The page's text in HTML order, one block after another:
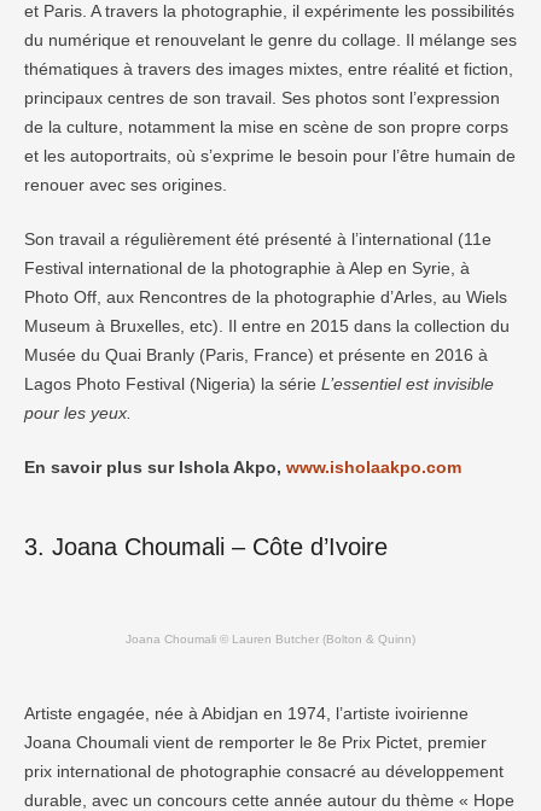
et Paris. A travers la photographie, il expérimente les possibilités
du numérique et renouvelant le genre du collage. Il mélange ses
thématiques à travers des images mixtes, entre réalité et fiction,
principaux centres de son travail. Ses photos sont l’expression
de la culture, notamment la mise en scène de son propre corps
et les autoportraits, où s’exprime le besoin pour l’être humain de
renouer avec ses origines.
Son travail a régulièrement été présenté à l’international (11e
Festival international de la photographie à Alep en Syrie, à
Photo Off, aux Rencontres de la photographie d’Arles, au Wiels
Museum à Bruxelles, etc). Il entre en 2015 dans la collection du
Musée du Quai Branly (Paris, France) et présente en 2016 à
Lagos Photo Festival (Nigeria) la série L’essentiel est invisible
pour les yeux.
En savoir plus sur Ishola Akpo, www.isholaakpo.com
3. Joana Choumali – Côte d’Ivoire
Joana Choumali © Lauren Butcher (Bolton & Quinn)
Artiste engagée, née à Abidjan en 1974, l’artiste ivoirienne
Joana Choumali vient de remporter le 8e Prix Pictet, premier
prix international de photographie consacré au développement
durable, avec un concours cette année autour du thème « Hope